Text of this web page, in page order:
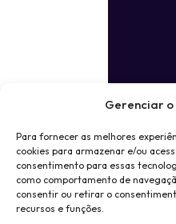
Gerenciar
Para fornecer as melhores
cookies para armazenar e/ou
consentimento para essas
como comportamento de
consentir ou retirar o
recursos e funções.